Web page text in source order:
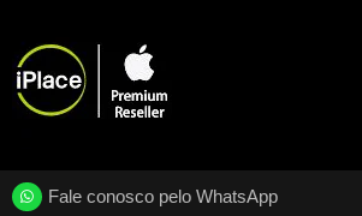
Fale conosco pelo WhatsApp